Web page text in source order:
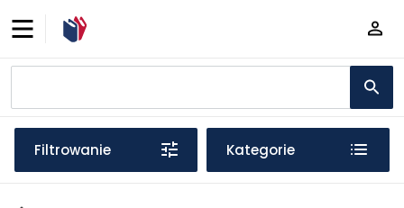
Filtrowanie Kategorie